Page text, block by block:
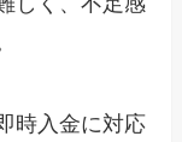
時入金に対応